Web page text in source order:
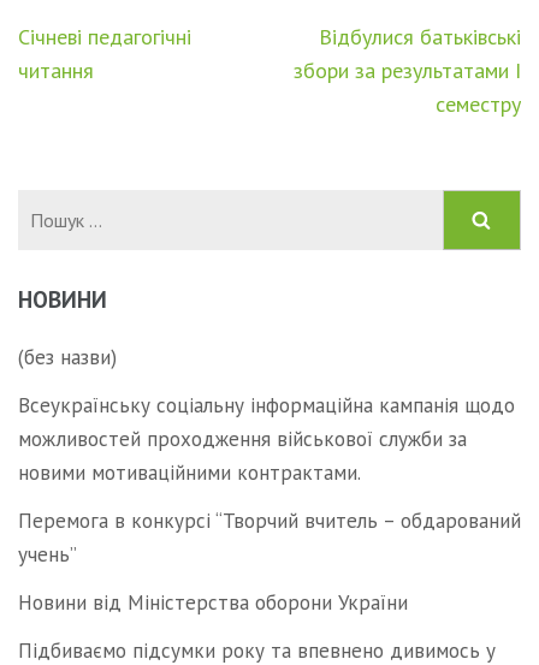
Навігація
записів
Січневі педагогічні
читання
Відбулися батьківські
збори за результатами І
семестру
НОВИНИ
(без назви)
Всеукраїнську соціальну інформаційна кампанія щодо
можливостей проходження військової служби за
новими мотиваційними контрактами.
Перемога в конкурсі “Творчий вчитель – обдарований
учень”
Новини від Міністерства оборони України
Підбиваємо підсумки року та впевнено дивимось у